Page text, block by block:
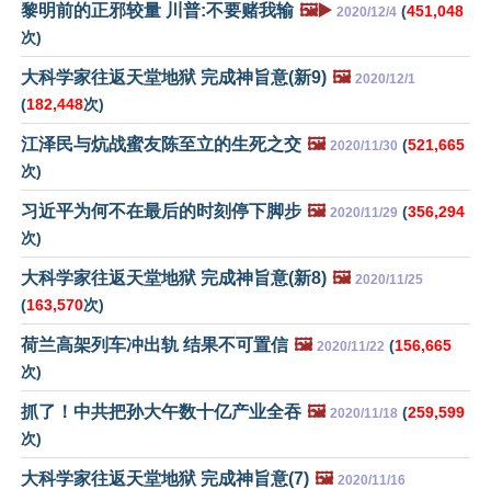
黎明前的正邪较量 川普:不要赌我输 🖼️▶️ 2020/12/4 (451,048
次)
大科学家往返天堂地狱 完成神旨意(新9) 🖼️ 2020/12/1
(182,448次)
江泽民与炕战蜜友陈至立的生死之交 🖼️ 2020/11/30 (521,665
次)
习近平为何不在最后的时刻停下脚步 🖼️ 2020/11/29 (356,294
次)
大科学家往返天堂地狱 完成神旨意(新8) 🖼️ 2020/11/25
(163,570次)
荷兰高架列车冲出轨 结果不可置信 🖼️ 2020/11/22 (156,665
次)
抓了！中共把孙大午数十亿产业全吞 🖼️ 2020/11/18 (259,599
次)
大科学家往返天堂地狱 完成神旨意(7) 🖼️ 2020/11/16